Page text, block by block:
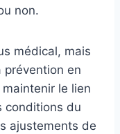
non.
médical, mais
prévention en
maintenir le lien
conditions du
ajustements de